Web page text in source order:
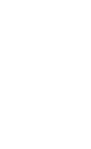
کلیک کنید.
یخچال